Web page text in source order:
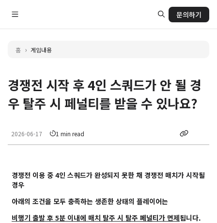
문의하기
홈 › 게임내용
경쟁전 시작 후 4인 스쿼드가 안 될 경
우 탈주 시 페널티를 받을 수 있나요?
2026-06-17 1 min read
경쟁전 이용 중 4인 스쿼드가 완성되지 못한 채 경쟁전 매치가 시작될
경우
아래의 조건을 모두 충족하는 생존한 상태의 플레이어는
비행기 출발 후 5분 이내에 매치 탈주 시 탈주 페널티가 면제됩니다.